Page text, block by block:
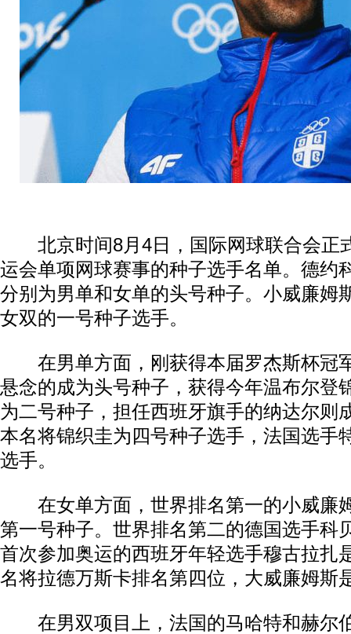
北京时间8月4日，国际网球联合会正
运会单项网球赛事的种子选手名单。德约
分别为男单和女单的头号种子。小威廉姆
女双的一号种子选手。
在男单方面，刚获得本届罗杰斯杯冠
悬念的成为头号种子，获得今年温布尔登
为二号种子，担任西班牙旗手的纳达尔则
本名将锦织圭为四号种子选手，法国选手
选手。
在女单方面，世界排名第一的小威廉
第一号种子。世界排名第二的德国选手科
首次参加奥运的西班牙年轻选手穆古拉扎
名将拉德万斯卡排名第四位，大威廉姆斯
在男双项目上，法国的马哈特和赫尔